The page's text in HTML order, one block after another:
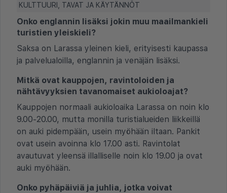
KULTTUURI, TAVAT JA KÄYTÄNNÖT
Onko englannin lisäksi jokin muu maailmankieli
turistien yleiskieli?
Saksa on Larassa yleinen kieli, erityisesti kaupassa
ja palvelualoilla, englannin ja venäjän lisäksi.
Mitkä ovat kauppojen, ravintoloiden ja
nähtävyyksien tavanomaiset aukioloajat?
Kauppojen normaali aukioloaika Larassa on noin klo
9.00-20.00, mutta monilla turistialueiden liikkeillä
on auki pidempään, usein myöhään iltaan. Pankit
ovat usein avoinna klo 17.00 asti. Ravintolat
avautuvat yleensä illalliselle noin klo 19.00 ja ovat
auki myöhään.
Onko pyhäpäiviä ja juhlia, jotka voivat